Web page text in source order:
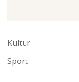
Kultur
Sport